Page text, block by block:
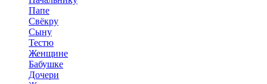
Папе
Свёкру
Сыну
Тестю
Женщине
Бабушке
Дочери